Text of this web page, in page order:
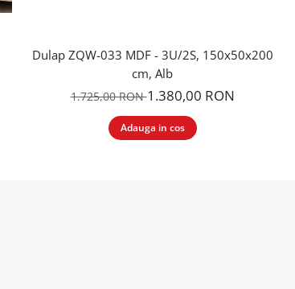
Dulap ZQW-033 MDF - 3U/2S, 150x50x200
cm, Alb
1.725,00 RON1.380,00 RON
Adauga in cos